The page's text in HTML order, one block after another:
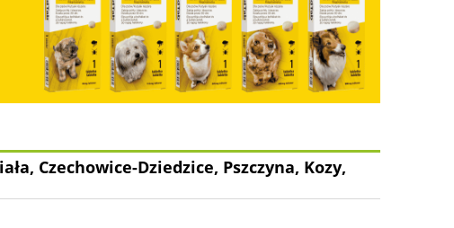
Czechowice-Dziedzice, Pszczyna, Kozy,